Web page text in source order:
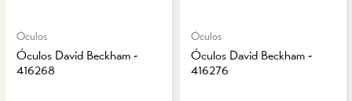
Óculos
Óculos David Beckham -
416268
Óculos
Óculos David Beckham -
416276